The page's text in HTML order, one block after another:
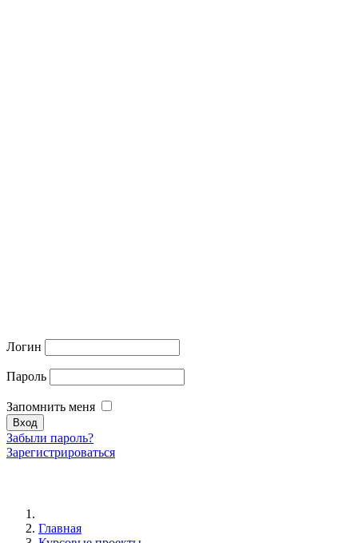
Логин
Пароль
Запомнить меня
Забыли пароль?
Зарегистрироваться
Главная